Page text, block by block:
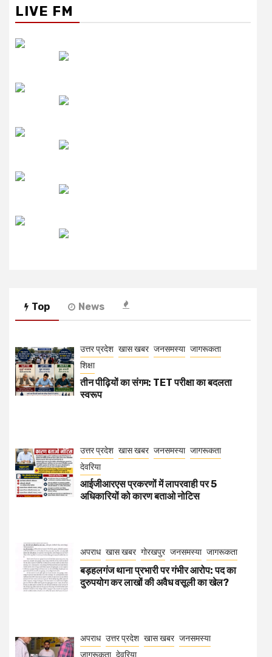
LIVE FM
Top News
उत्तर प्रदेश खास खबर जनसमस्या जागरूकता
शिक्षा
तीन पीढ़ियों का संगम: TET परीक्षा का बदलता
स्वरूप
उत्तर प्रदेश खास खबर जनसमस्या जागरूकता
देवरिया
आईजीआरएस प्रकरणों में लापरवाही पर 5
अधिकारियों को कारण बताओ नोटिस
अपराध खास खबर गोरखपुर जनसमस्या जागरूकता
बड़हलगंज थाना प्रभारी पर गंभीर आरोप: पद का
दुरुपयोग कर लाखों की अवैध वसूली का खेल?
अपराध उत्तर प्रदेश खास खबर जनसमस्या
जागरूकता देवरिया